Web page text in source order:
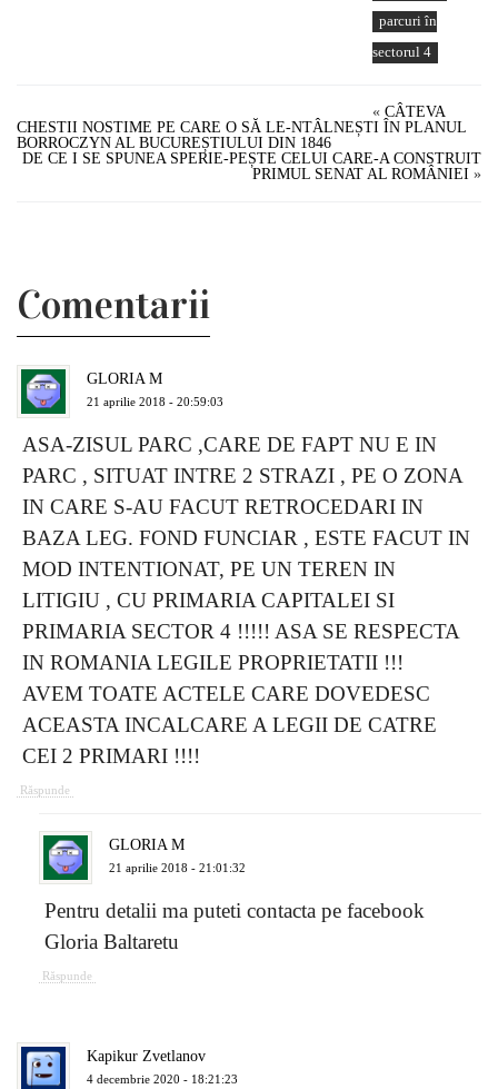
parcuri în
sectorul 4
« CÂTEVA
CHESTII NOSTIME PE CARE O SĂ LE-NTÂLNEȘTI ÎN PLANUL
BORROCZYN AL BUCUREȘTIULUI DIN 1846
DE CE I SE SPUNEA SPERIE-PEȘTE CELUI CARE-A CONSTRUIT
PRIMUL SENAT AL ROMÂNIEI »
Comentarii
GLORIA M
21 aprilie 2018 - 20:59:03
ASA-ZISUL PARC ,CARE DE FAPT NU E IN
PARC , SITUAT INTRE 2 STRAZI , PE O ZONA
IN CARE S-AU FACUT RETROCEDARI IN
BAZA LEG. FOND FUNCIAR , ESTE FACUT IN
MOD INTENTIONAT, PE UN TEREN IN
LITIGIU , CU PRIMARIA CAPITALEI SI
PRIMARIA SECTOR 4 !!!!! ASA SE RESPECTA
IN ROMANIA LEGILE PROPRIETATII !!!
AVEM TOATE ACTELE CARE DOVEDESC
ACEASTA INCALCARE A LEGII DE CATRE
CEI 2 PRIMARI !!!!
Răspunde
GLORIA M
21 aprilie 2018 - 21:01:32
Pentru detalii ma puteti contacta pe facebook
Gloria Baltaretu
Răspunde
Kapikur Zvetlanov
4 decembrie 2020 - 18:21:23